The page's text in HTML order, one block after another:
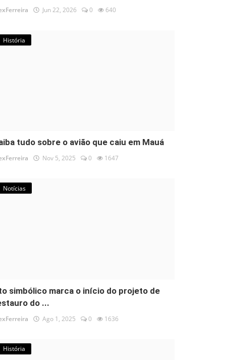
Jun 22, 2026 0 640
História
tudo sobre o avião que caiu em Mauá
Nov 5, 2025 0 1647
Notícias
simbólico marca o início do projeto de
do ...
Ago 1, 2025 0 1636
História